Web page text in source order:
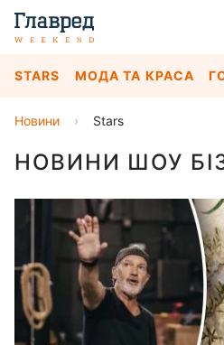
STARS МОДА ТА КРАСА
Новини › Stars
НОВИНИ ШОУ